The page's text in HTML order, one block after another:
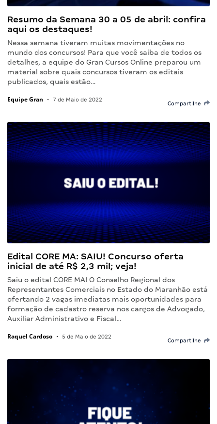
Resumo da Semana 30 a 05 de abril: confira
aqui os destaques!
Nessa semana tiveram muitas movimentações no
mundo dos concursos! Para que você saiba de todos os
detalhes, a equipe do Gran Cursos Online preparou um
material sobre quais concursos tiveram os editais
publicados, quais estão…
Equipe Gran • 7 de Maio de 2022
Compartilhe
Edital CORE MA: SAIU! Concurso oferta
inicial de até R$ 2,3 mil; veja!
Saiu o edital CORE MA! O Conselho Regional dos
Representantes Comerciais no Estado do Maranhão está
ofertando 2 vagas imediatas mais oportunidades para
formação de cadastro reserva nos cargos de Advogado,
Auxiliar Administrativo e Fiscal…
Raquel Cardoso • 5 de Maio de 2022
Compartilhe